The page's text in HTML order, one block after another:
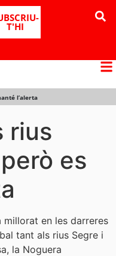
T'HI
l’alerta
rius
es
millorat en les darreres
tant als rius Segre i
la Noguera